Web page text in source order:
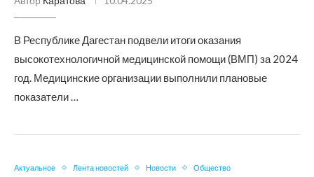
В Республике Дагестан подвели итоги оказания
высокотехнологичной медицинской помощи (ВМП) за 2024
год. Медицинские организации выполнили плановые
показатели …
Актуальное Лента новостей Новости Общество